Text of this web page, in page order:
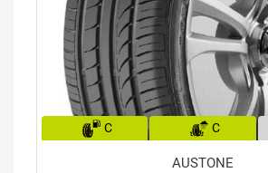
C C
AUSTONE